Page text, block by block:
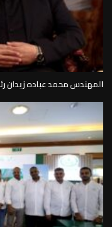
المهندس محمد عباده زيدان